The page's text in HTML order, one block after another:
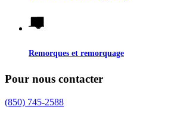
Remorques et remorquage
Pour nous contacter
(850) 745-2588